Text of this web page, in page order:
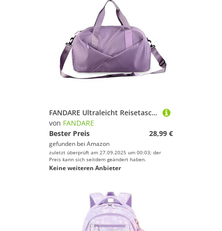
FANDARE Ultraleicht Reisetaschen Handgepäck Sporttasche Schultertasche Übernachtung Sporttasche Damen Herren Weekender Kliniktasche Schwimmtasche Trainingstasche mit Schuhfach Violett
von FANDARE
Bester Preis
28,99 €
gefunden bei Amazon
zuletzt überprüft am 27.09.2025 um 00:03; der
Preis kann sich seitdem geändert haben.
Keine weiteren Anbieter